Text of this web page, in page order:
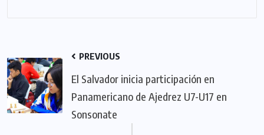
PREVIOUS
El Salvador inicia participación en
Panamericano de Ajedrez U7-U17 en
Sonsonate